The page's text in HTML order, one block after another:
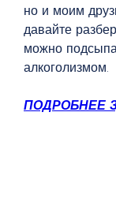
но и моим
давайте
можно
алкоголизмом.
ПОДРОБНЕЕ